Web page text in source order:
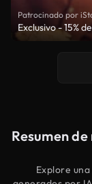
Patrocinado por
Exclusivo - 15%
Resumen
Explore